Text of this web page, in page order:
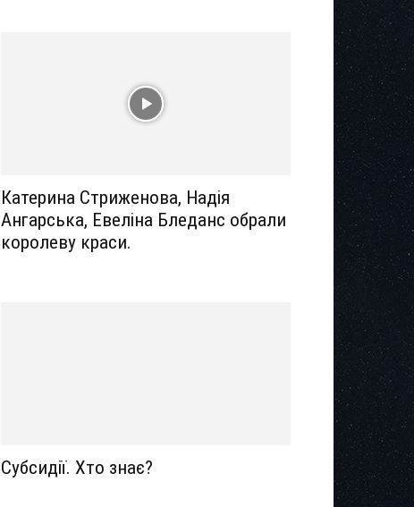
Катерина Стриженова, Надія
Ангарська, Евеліна Бледанс обрали
королеву краси.
Субсидії. Хто знає?